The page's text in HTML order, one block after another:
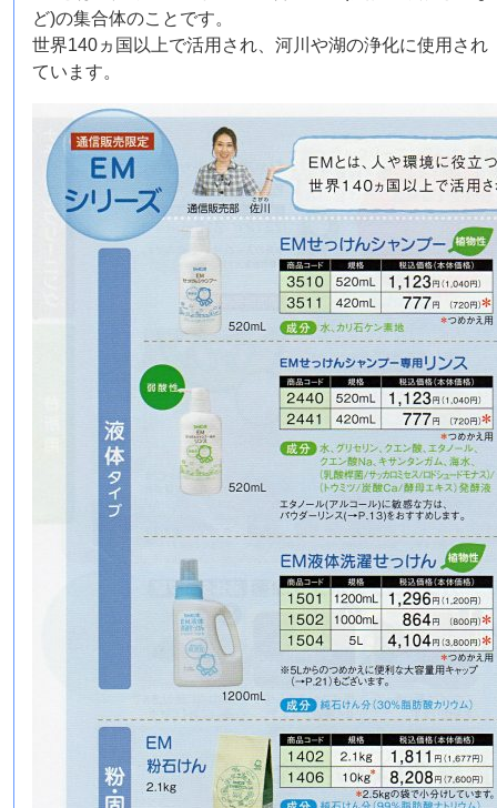
ど)の集合体のことです。
世界140ヵ国以上で活用され、河川や湖の浄化に使用され
ています。